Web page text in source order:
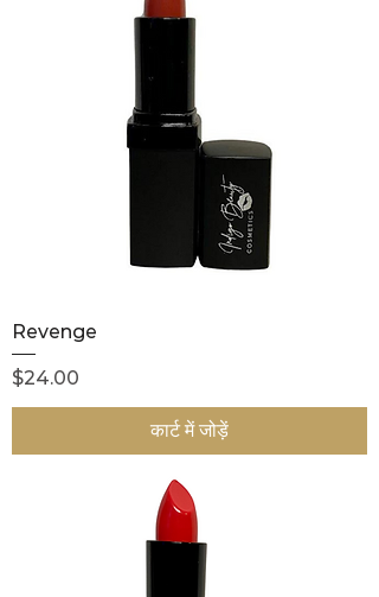
Revenge
मूल्य
$24.00
कार्ट में जोड़ें